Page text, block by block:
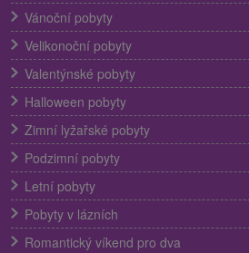
Vánoční pobyty
Velikonoční pobyty
Valentýnské pobyty
Halloween pobyty
Zimní lyžařské pobyty
Podzimní pobyty
Letní pobyty
Pobyty v lázních
Romantický víkend pro dva